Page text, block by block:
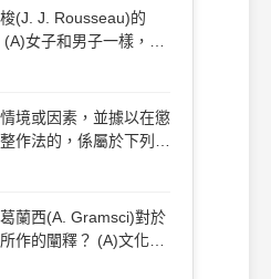
由，故在步向自由過程
失去自由 (D)
(J. J. Rousseau)的
(B)女子和男
子在天
對兩者之施教方法也應
境或因素，並據以在懲
作法的，係屬於下列何
蘭西(A. Gramsci)對於
闡釋？ (A)文化霸
性的霸權 (B)對於